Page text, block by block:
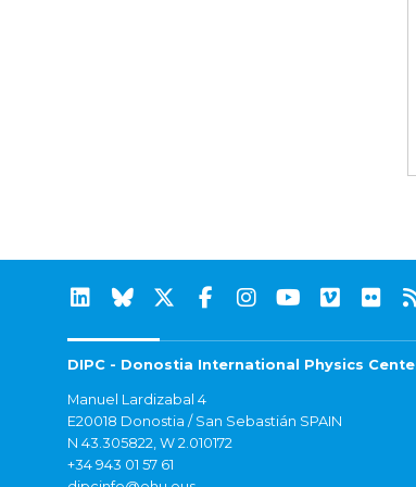
DIPC - Donostia International Physics
Manuel Lardizabal 4
E20018 Donostia / San Sebastián SPAIN
N 43.305822, W 2.010172
+34 943 01 57 61